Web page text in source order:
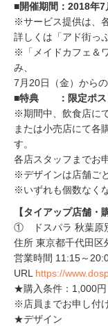
■開催期間：2018年7
※サービス提供は、
詳しくは「アド街っ
※「メイドカフェ＆
み、
7月20日（金）から
■特典 ：限定ポスト
※期間中、飲食店に
または小売店にて各
す。
各店スタッフまでお
※デザインは店舗ご
※いずれも個数なく
【タイアップ店舗・
① ドスパラ 秋葉原
住所 東京都千代田
営業時間 11:15～
URL https://
★購入条件：1,000円
※店員までお申し付
★デザイン